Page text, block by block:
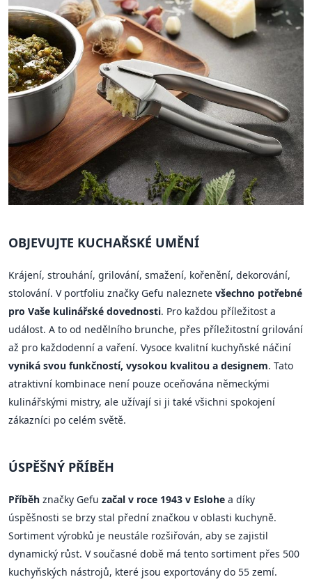
OBJEVUJTE KUCHAŘSKÉ UMĚNÍ
Krájení, strouhání, grilování, smažení, kořenění, dekorování,
stolování. V portfoliu značky Gefu naleznete všechno potřebné
pro Vaše kulinářské dovednosti. Pro každou příležitost a
událost. A to od nedělního brunche, přes příležitostní grilování
až pro každodenní a vaření. Vysoce kvalitní kuchyňské náčiní
vyniká svou funkčností, vysokou kvalitou a designem. Tato
atraktivní kombinace není pouze oceňována německými
kulinářskými mistry, ale užívají si ji také všichni spokojení
zákazníci po celém světě.
ÚSPĚŠNÝ PŘÍBĚH
Příběh značky Gefu začal v roce 1943 v Eslohe a díky
úspěšnosti se brzy stal přední značkou v oblasti kuchyně.
Sortiment výrobků je neustále rozšiřován, aby se zajistil
dynamický růst. V současné době má tento sortiment přes 500
kuchyňských nástrojů, které jsou exportovány do 55 zemí.